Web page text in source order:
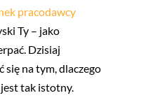
pracodawcy
Ty – jako
Dzisiaj
na tym, dlaczego
tak istotny.